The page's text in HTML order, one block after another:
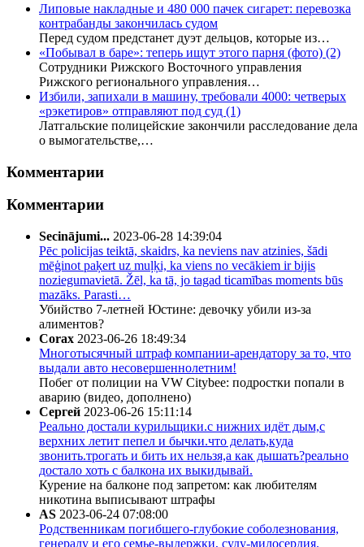
Липовые накладные и 480 000 пачек сигарет: перевозка
контрабанды закончилась судом
Перед судом предстанет дуэт дельцов, которые из…
«Побывал в баре»: теперь ищут этого парня (фото) (2)
Сотрудники Рижского Восточного управления
Рижского регионального управления…
Избили, запихали в машину, требовали 4000: четверых
«рэкетиров» отправляют под суд (1)
Латгальские полицейские закончили расследование дела
о вымогательстве,…
Комментарии
Комментарии
Secinājumi... 2023-06-28 14:39:04
Pēc policijas teiktā, skaidrs, ka neviens nav atzinies, šādi
mēģinot paķert uz muļķi, ka viens no vecākiem ir bijis
noziegumavietā. Žēl, ka tā, jo tagad ticamības moments būs
mazāks. Parasti…
Убийство 7-летней Юстине: девочку убили из-за
алиментов?
Corax 2023-06-26 18:49:34
Многотысячный штраф компании-арендатору за то, что
выдали авто несовершеннолетним!
Побег от полиции на VW Citybee: подростки попали в
аварию (видео, дополнено)
Сергей 2023-06-26 15:11:14
Реально достали курильщики.с нижних идёт дым,с
верхних летит пепел и бычки.что делать,куда
звонить.трогать и бить их нельзя,а как дышать?реально
достало хоть с балкона их выкидывай.
Курение на балконе под запретом: как любителям
никотина выписывают штрафы
AS 2023-06-24 07:08:00
Родственникам погибшего-глубокие соболезнования,
генералу и его семье-выдержки, суду-милосердия.